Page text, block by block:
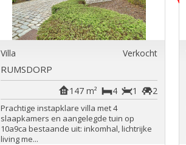
Villa Verkocht
RUMSDORP
2
1
4
147 m²
Prachtige instapklare villa met 4
slaapkamers en aangelegde tuin op
10a9ca bestaande uit: inkomhal, lichtrijke
living me...